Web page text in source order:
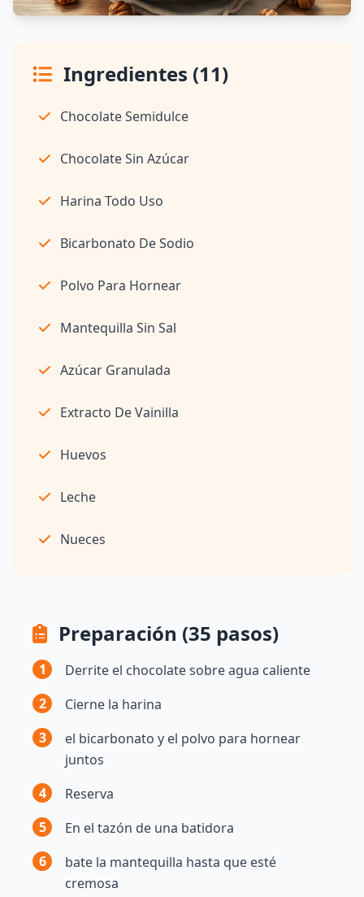
Ingredientes (11)
Chocolate Semidulce
Chocolate Sin Azúcar
Harina Todo Uso
Bicarbonato De Sodio
Polvo Para Hornear
Mantequilla Sin Sal
Azúcar Granulada
Extracto De Vainilla
Huevos
Leche
Nueces
Preparación (35 pasos)
1
Derrite el chocolate sobre agua caliente
2
Cierne la harina
3
el bicarbonato y el polvo para hornear
juntos
4
Reserva
5
En el tazón de una batidora
6
bate la mantequilla hasta que esté
cremosa